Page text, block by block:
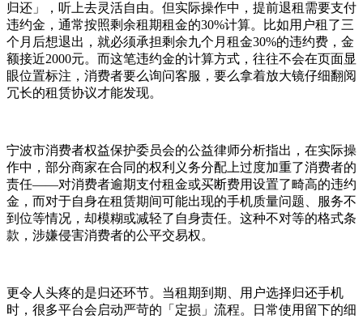
归还」，听上去灵活自由。但实际操作中，提前退租需要支付
违约金，通常按照剩余租期租金的30%计算。比如用户租了三
个月后想退出，就必须承担剩余九个月租金30%的违约费，金
额接近2000元。而这笔违约金的计算方式，往往不会在页面显
眼位置标注，消费者要么询问客服，要么拿着放大镜仔细翻阅
冗长的租赁协议才能发现。
宁波市消费者权益保护委员会的公益律师分析指出，在实际操
作中，部分商家在合同的权利义务分配上过度加重了消费者的
责任——对消费者逾期支付租金或买断费用设置了畸高的违约
金，而对于自身在租赁期间可能出现的手机质量问题、服务不
到位等情况，却模糊或减轻了自身责任。这种不对等的格式条
款，涉嫌侵害消费者的公平交易权。
更令人头疼的是归还环节。当租期到期、用户选择归还手机
时，很多平台会启动严苛的「定损」流程。日常使用留下的细